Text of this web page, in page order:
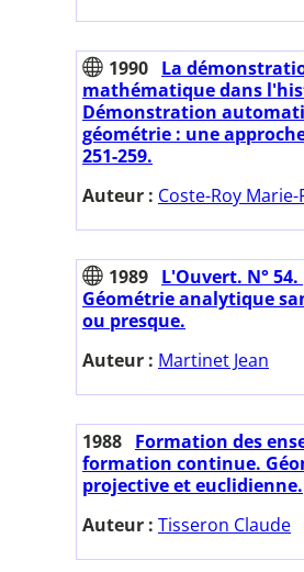
1990 La
mathématique dans
Démonstration
géométrie : une
251-259.
Auteur : Coste-Roy
1989 L'Ouvert. N° 54.
Géométrie analytique
ou presque.
Auteur : Martinet Jean
1988 Formation des
formation continue.
projective et euclidienne.
Auteur : Tisseron Claude